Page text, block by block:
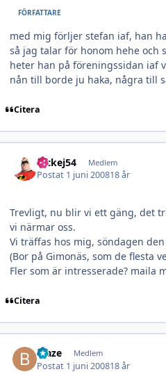
FÖRFATTARE
med mig förljer stefan iaf, han
så jag talar för honom hehe och
heter han på föreningssidan iaf
nån till borde ju haka, några till
Citera
nickej54 Medlem
Postat 1 juni 200818 år
Trevligt, nu blir vi ett gäng, det
vi närmar oss.
Vi träffas hos mig, söndagen den
(Bor på Gimonäs, som de flesta
Fler som är intresserade? maila
Citera
blaze Medlem
Postat 1 juni 200818 år